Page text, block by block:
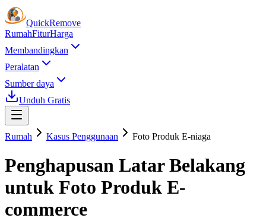
QuickRemove
RumahFiturHarga
Membandingkan
Peralatan
Sumber daya
Unduh Gratis
Rumah Kasus Penggunaan Foto Produk E-niaga
Penghapusan Latar Belakang
untuk Foto Produk E-
commerce